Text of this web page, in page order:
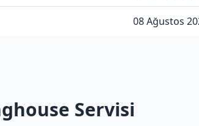
08 Ağustos
Servisi